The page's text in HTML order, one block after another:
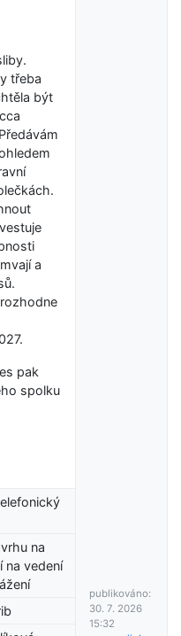
třeba
být
a
pak
spolku
na
na vedení
publikováno:
30. 7. 2026
15:32